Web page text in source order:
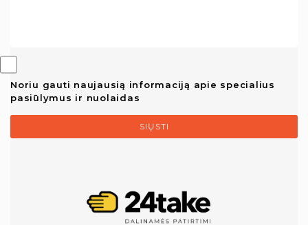
Noriu gauti naujausią informaciją apie specialius
pasiūlymus ir nuolaidas
SIŲSTI